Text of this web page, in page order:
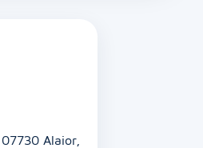
Alaior,